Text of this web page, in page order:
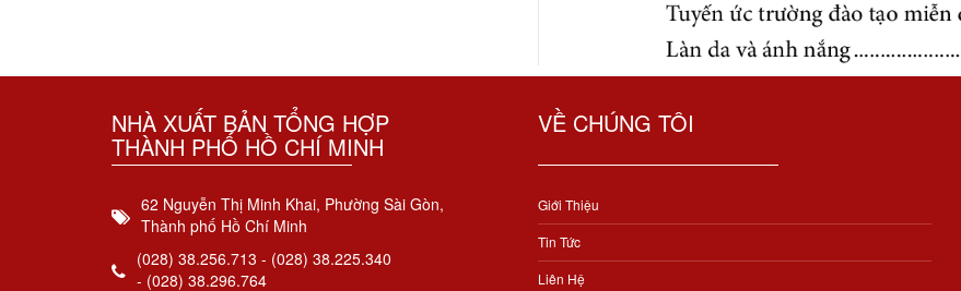
NHÀ XUẤT BẢN TỔNG HỢP
THÀNH PHỐ HỒ CHÍ MINH
62 Nguyễn Thị Minh Khai, Phường Sài Gòn,
Thành phố Hồ Chí Minh
(028) 38.256.713 - (028) 38.225.340
- (028) 38.296.764
VỀ CHÚNG TÔI
Giới Thiệu
Tin Tức
Liên Hệ